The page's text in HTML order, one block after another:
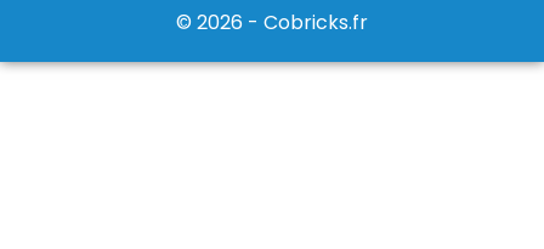
© 2026 - Cobricks.fr